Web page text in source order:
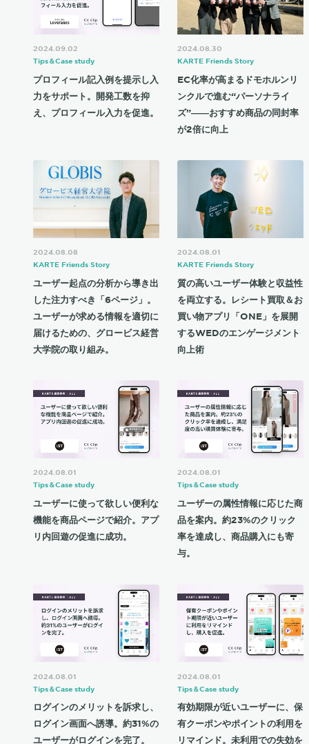
2024.09.02
Tips＆Case study
プロフィール記入例を提示し入
力をサポート。開発工数を抑
え、プロフィール入力を促進。
2024.08.30
KARTE Friends Story
EC化率が高まるドモホルンリ
ンクルで進む“パーソナライ
ズ”――おすすめ商品の同封率
が2倍に向上
2024.08.08
KARTE Friends Story
ユーザー起点の分析から導き出
した注力すべき「6ページ」。
ユーザーが求める情報を適切に
届けるための、グロービス経営
大学院の取り組み。
2024.08.01
KARTE Friends Story
質の高いユーザー体験と収益性
を両立する。レシート買取＆お
買い物アプリ「ONE」を展開
するWEDのエンゲージメント
向上術
2024.08.01
Tips＆Case study
ユーザーに使って欲しい便利な
機能を商品ページで紹介。アプ
リ内回遊の促進に成功。
2024.08.01
Tips＆Case study
ユーザーの属性情報に応じた商
品を案内。約23%のクリック
率を達成し、商品購入にも寄
与。
2024.08.01
Tips＆Case study
ログインのメリットを訴求し、
ログイン画面へ誘導。約31%の
ユーザーがログインを完了。
2024.08.01
Tips＆Case study
有効期限が近いユーザーに、保
有クーポンやポイントの利用を
リマインド。未利用での失効を